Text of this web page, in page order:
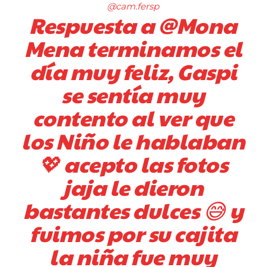
@cam.fersp
Respuesta a @Mona
Mena terminamos el
día muy feliz, Gaspi
se sentía muy
contento al ver que
los Niño le hablaban
💖 acepto las fotos
jaja le dieron
bastantes dulces 😅 y
fuimos por su cajita
la niña fue muy